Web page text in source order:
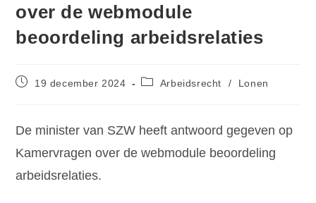
over de webmodule
beoordeling arbeidsrelaties
19 december 2024 Arbeidsrecht / Lonen
De minister van SZW heeft antwoord gegeven op
Kamervragen over de webmodule beoordeling
arbeidsrelaties.